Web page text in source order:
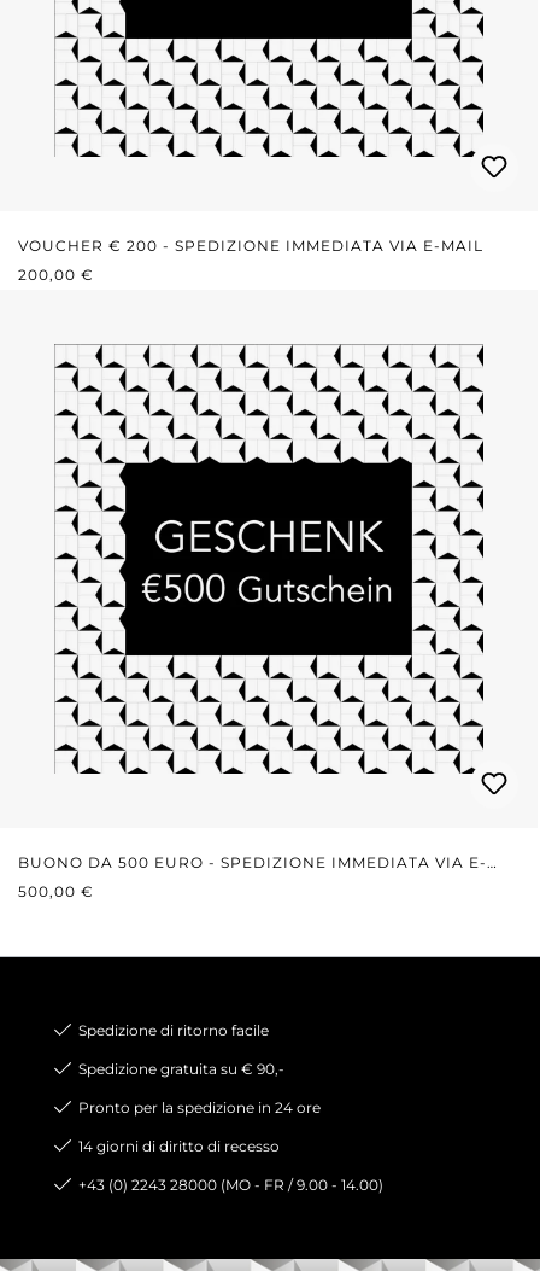
VOUCHER € 200 - SPEDIZIONE IMMEDIATA VIA E-MAIL
PREZZO NORMALE:
200,00 €
BUONO DA 500 EURO - SPEDIZIONE IMMEDIATA VIA E-
MAIL
PREZZO NORMALE:
500,00 €
Spedizione di ritorno facile
Spedizione gratuita su € 90,-
Pronto per la spedizione in 24 ore
14 giorni di diritto di recesso
+43 (0) 2243 28000 (MO - FR / 9.00 - 14.00)